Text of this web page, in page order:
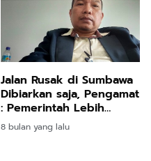
Jalan Rusak di Sumbawa
Dibiarkan saja, Pengamat
: Pemerintah Lebih
Mengutamakan Lombok
8 bulan yang lalu